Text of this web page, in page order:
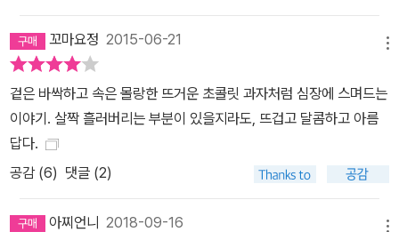
꼬마요정 2015-06-21
겉은 바싹하고 속은 몰랑한 뜨거운 초콜릿 과자처럼 심장에 스며드는
이야기. 살짝 흘러버리는 부분이 있을지라도, 뜨겁고 달콤하고 아름
답다.
공감 (6) 댓글 (2)
아찌언니 2018-09-16